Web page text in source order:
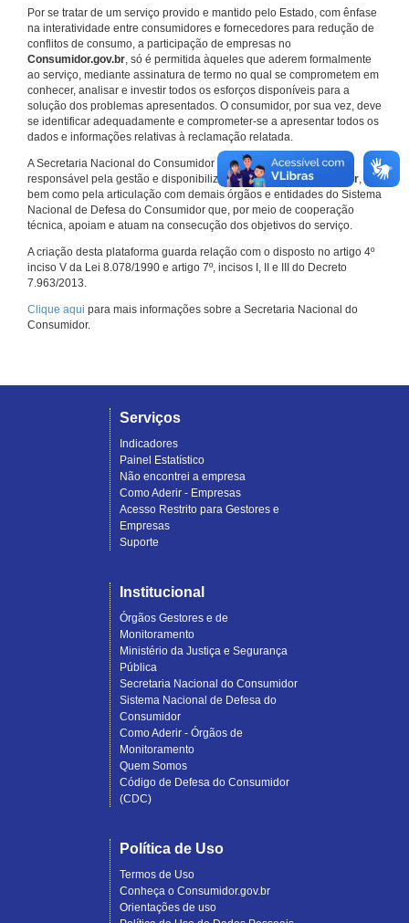
Por se tratar de um serviço provido e mantido pelo Estado, com ênfase
na interatividade entre consumidores e fornecedores para redução de
conflitos de consumo, a participação de empresas no
Consumidor.gov.br, só é permitida àqueles que aderem formalmente
ao serviço, mediante assinatura de termo no qual se comprometem em
conhecer, analisar e investir todos os esforços disponíveis para a
solução dos problemas apresentados. O consumidor, por sua vez, deve
se identificar adequadamente e comprometer-se a apresentar todos os
dados e informações relativas à reclamação relatada.
A Secretaria Nacional do Consumidor do Ministério da Justiça é a
responsável pela gestão e disponibilização doConsumidor.gov.br,
bem como pela articulação com demais órgãos e entidades do Sistema
Nacional de Defesa do Consumidor que, por meio de cooperação
técnica, apoiam e atuam na consecução dos objetivos do serviço.
A criação desta plataforma guarda relação com o disposto no artigo 4º
inciso V da Lei 8.078/1990 e artigo 7º, incisos I, II e III do Decreto
7.963/2013.
Clique aqui para mais informações sobre a Secretaria Nacional do
Consumidor.
Serviços
Indicadores
Painel Estatístico
Não encontrei a empresa
Como Aderir - Empresas
Acesso Restrito para Gestores e
Empresas
Suporte
Institucional
Órgãos Gestores e de
Monitoramento
Ministério da Justiça e Segurança
Pública
Secretaria Nacional do Consumidor
Sistema Nacional de Defesa do
Consumidor
Como Aderir - Órgãos de
Monitoramento
Quem Somos
Código de Defesa do Consumidor
(CDC)
Política de Uso
Termos de Uso
Conheça o Consumidor.gov.br
Orientações de uso